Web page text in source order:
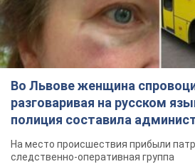
Во Львове женщина
разговаривая на русском
полиция составила
протокол. Видео
На место происшествия прибыли
следственно-оперативная группа